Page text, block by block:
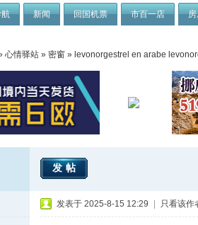
新闻 回国机票 市百一店
心情驿站 » 密窗 » levonorgestrel en arabe
发帖
发表于 2025-8-15 12:29 只看该作